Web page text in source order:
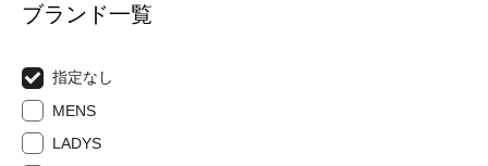
ブランド一覧
指定なし
MENS
LADYS